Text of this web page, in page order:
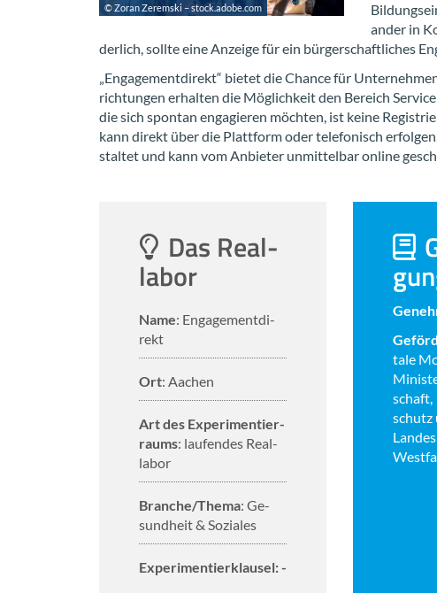
© Zoran Ze­rem­ski – stock.adobe.com
an­der in
der­lich, soll­te eine An­zei­ge für ein bür­ger­schaft­li­ches
„En­ga­ge­ment­di­rekt“ bie­tet die Chan­ce für
rich­tun­gen er­hal­ten die Mög­lich­keit den Be­reich
die sich spon­tan en­ga­gie­ren möch­ten, ist keine
kann di­rekt über die Platt­form oder te­le­fo­nisch
stal­tet und kann vom An­bie­ter un­mit­tel­bar on­line
Das Re­al­
la­bor
Name: En­ga­ge­ment­di­
rekt
Ort: Aa­chen
Art des Ex­pe­ri­men­tier­
raums: lau­fen­des Re­al­
la­bor
Bran­che/Thema: Ge­
sund­heit & So­zia­les
Ex­pe­ri­men­tier­klau­sel: -
ta­le
schutz